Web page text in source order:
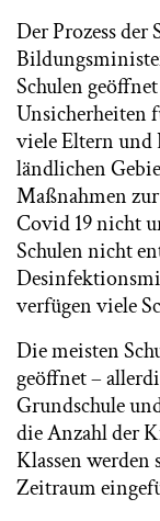
Der Prozess
Schulen
Unsicherheiten
viele Eltern und
ländlichen
Maßnahmen
Covid 19 nicht
Schulen nicht
verfügen viele
Die meisten
geöffnet –
Grundschule
die Anzahl der
Klassen werden
Zeitraum